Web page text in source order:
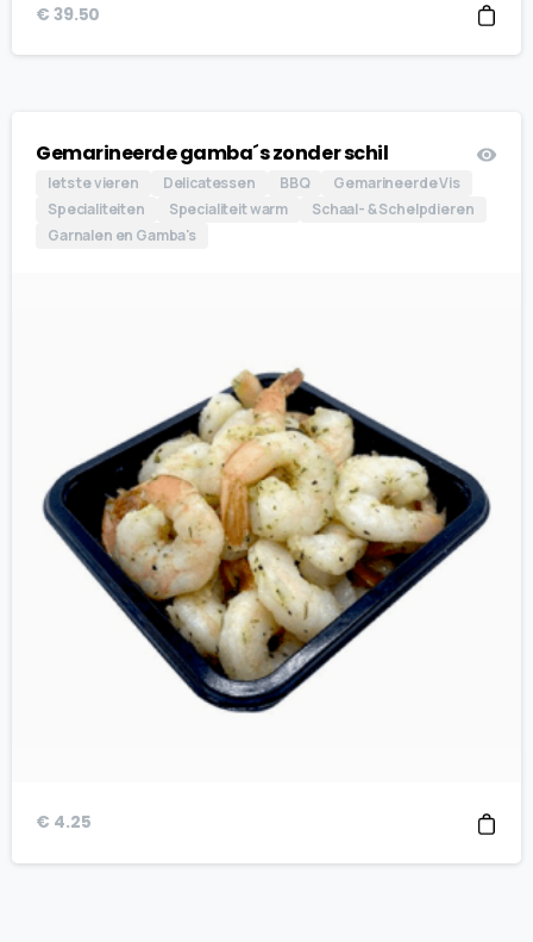
€ 39.50
Gemarineerde gamba´s zonder schil
Iets te vieren Delicatessen BBQ
Gemarineerde Vis
Specialiteiten
Specialiteit warm
Schaal- & Schelpdieren
Garnalen en Gamba's
€ 4.25